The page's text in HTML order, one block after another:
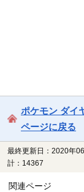
ポケモン ダイ
ページに戻る
最終更新日：2020年
計：14367
関連ページ